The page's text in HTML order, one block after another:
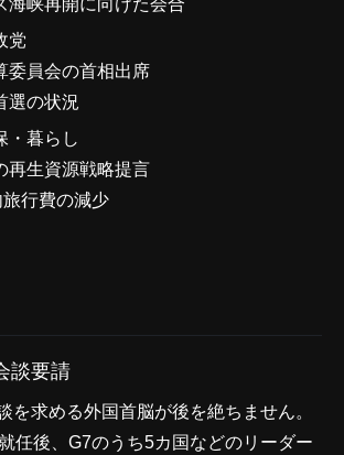
海峡再開に向けた会合
党
委員会の首相出席
選の状況
・暮らし
再生資源戦略提言
行費の減少
談要請
を求める外国首脳が後を絶ちません。
任後、G7のうち5カ国などのリーダー